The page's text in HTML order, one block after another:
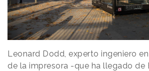
Leonard Dodd, experto ingeniero en
de la impresora -que ha llegado de